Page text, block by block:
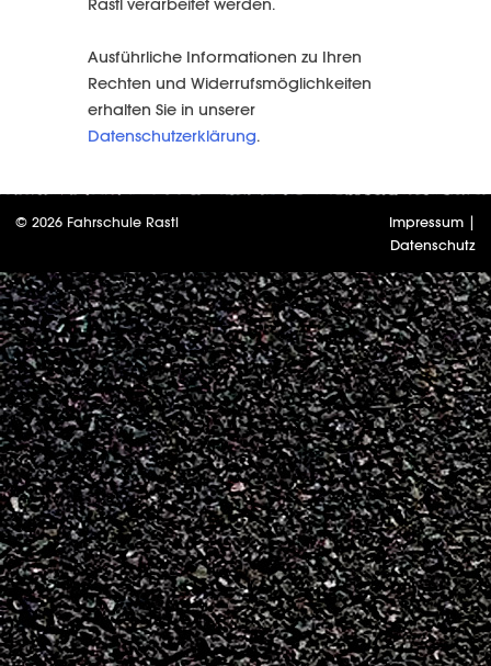
Ausführliche Informationen zu Ihren
Rechten und Widerrufsmöglichkeiten
erhalten Sie in unserer
Datenschutzerklärung.
© 2026 Fahrschule Rastl Impressum |
Datenschutz